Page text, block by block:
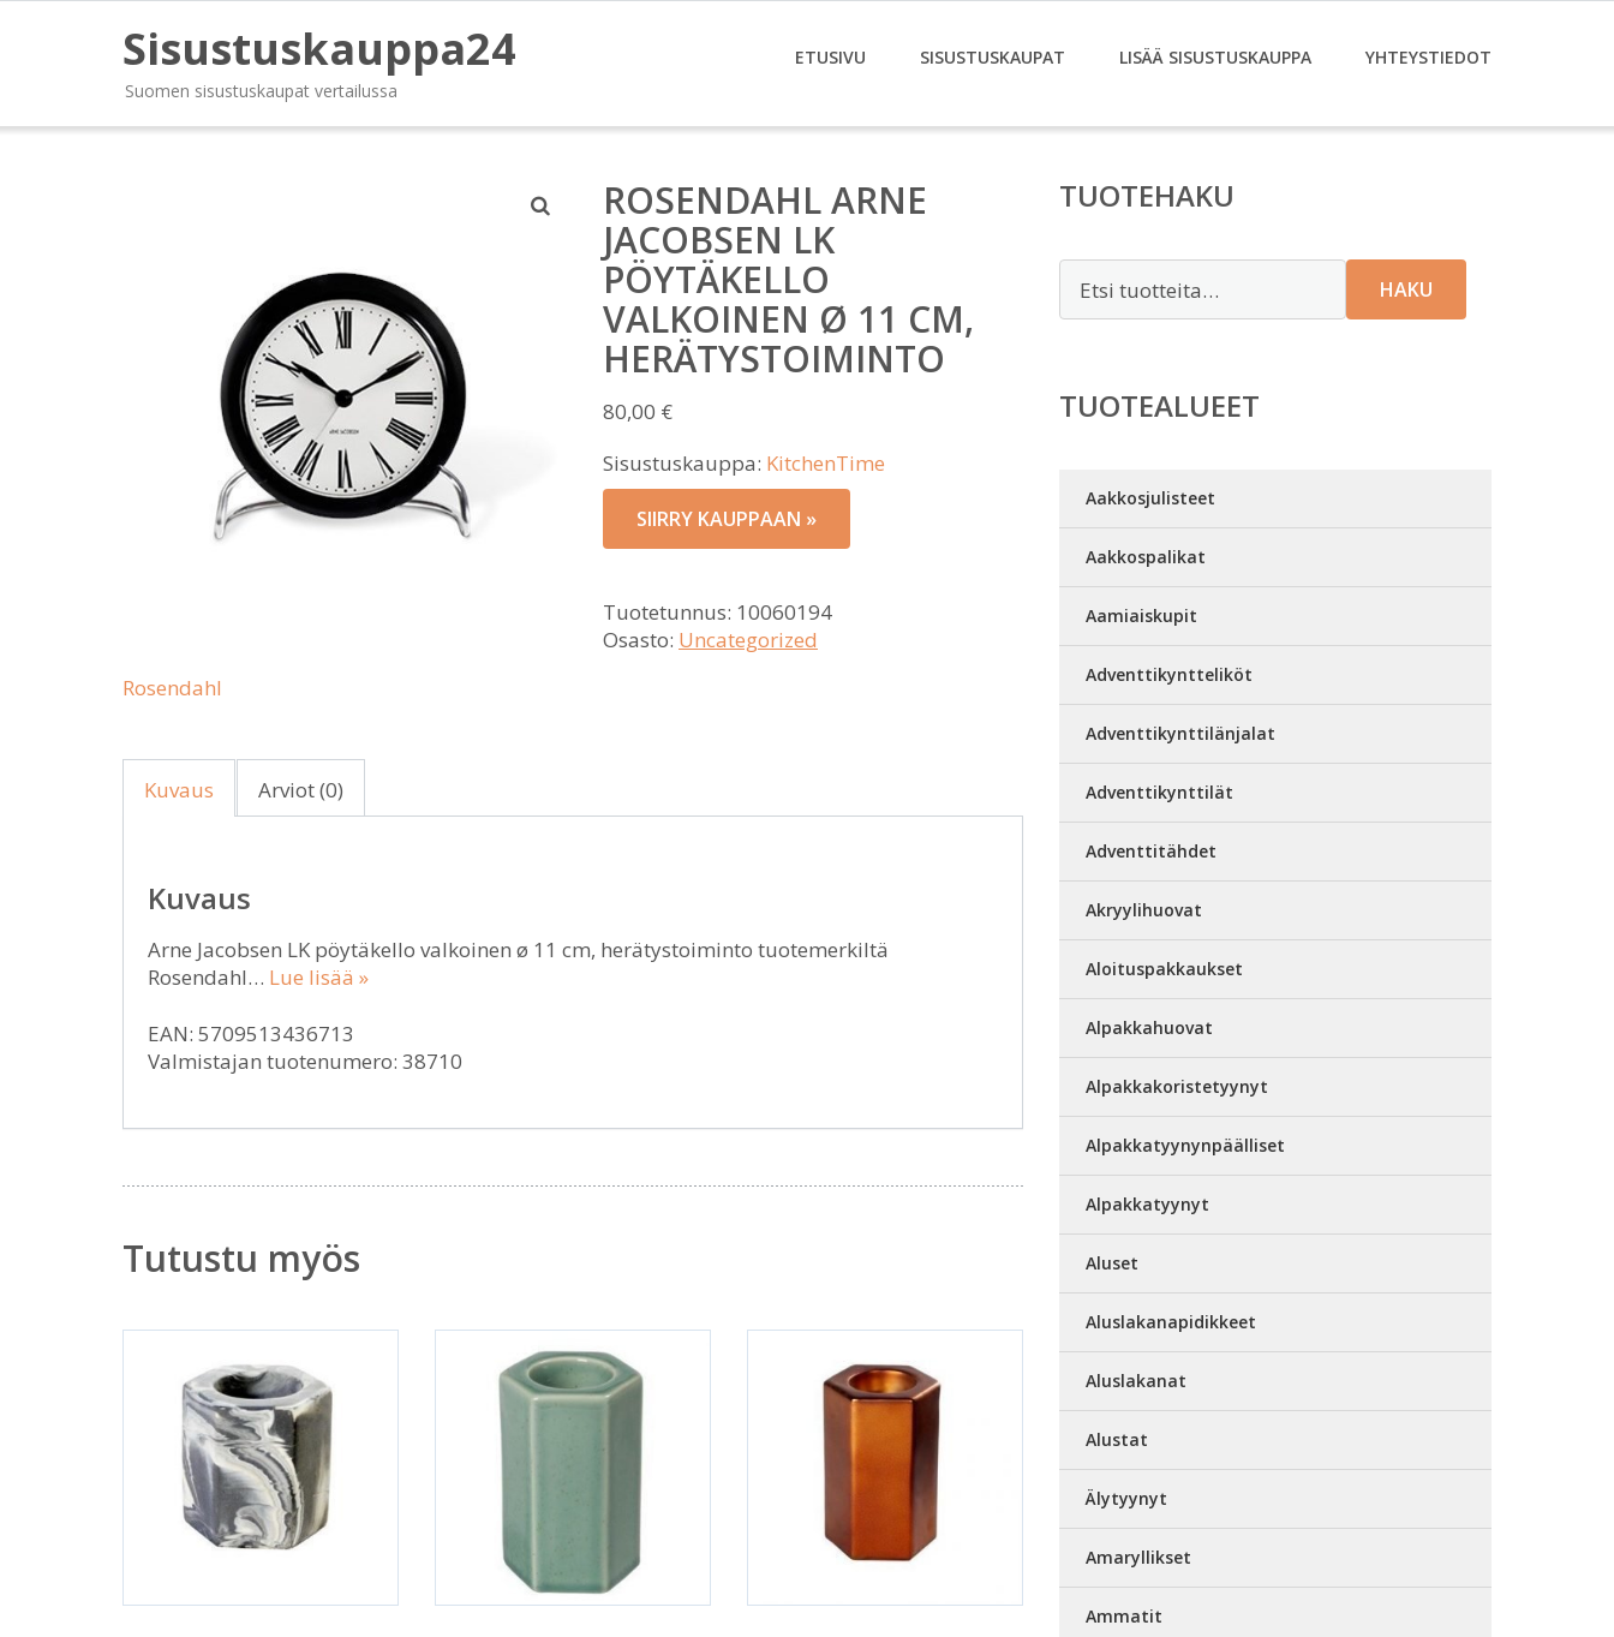
Sisustuskauppa24
Suomen sisustuskaupat vertailussa
ETUSIVU SISUSTUSKAUPAT LISÄÄ SISUSTUSKAUPPA YHTEYSTIEDOT
ROSENDAHL ARNE
JACOBSEN LK
PÖYTÄKELLO
VALKOINEN Ø 11 CM,
HERÄTYSTOIMINTO
80,00 €
Sisustuskauppa: KitchenTime
SIIRRY KAUPPAAN »
Tuotetunnus: 10060194
Osasto: Uncategorized
Rosendahl
Kuvaus Arviot (0)
Kuvaus
Arne Jacobsen LK pöytäkello valkoinen ø 11 cm, herätystoiminto tuotemerkiltä
Rosendahl… Lue lisää »
EAN: 5709513436713
Valmistajan tuotenumero: 38710
Tutustu myös
TUOTEHAKU
HAKU
TUOTEALUEET
Aakkosjulisteet
Aakkospalikat
Aamiaiskupit
Adventtikyntteliköt
Adventtikynttilänjalat
Adventtikynttilät
Adventtitähdet
Akryylihuovat
Aloituspakkaukset
Alpakkahuovat
Alpakkakoristetyynyt
Alpakkatyynynpäälliset
Alpakkatyynyt
Aluset
Aluslakanapidikkeet
Aluslakanat
Alustat
Älytyynyt
Amaryllikset
Ammatit